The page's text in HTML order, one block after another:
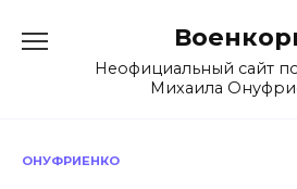
содержаниюНеофициальный сайт
Михаила
ОНУФРИЕНКО